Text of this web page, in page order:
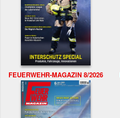
FEUERWEHR-MAGAZIN 8/2026